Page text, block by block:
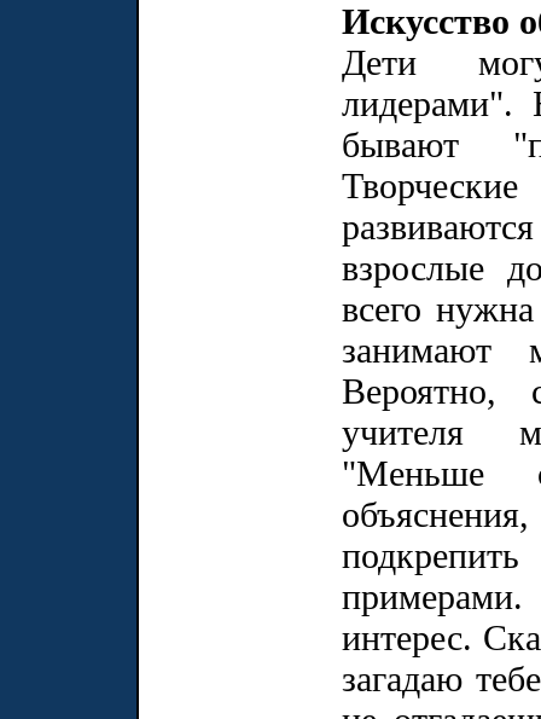
Искусство
Дети
лидерами".
бывают
взрослые
всего
занимают
Вероятно,
учителя
"Меньше
интерес.
загадаю